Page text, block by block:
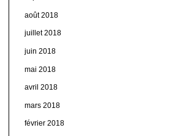
août 2018
juillet 2018
juin 2018
mai 2018
avril 2018
mars 2018
février 2018